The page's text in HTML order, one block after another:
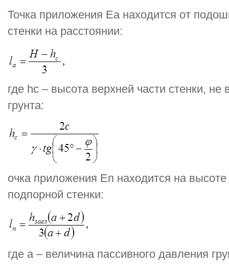
Точка приложения Еа находится от
стенки на расстоянии:
где hc – высота верхней части стенки,
грунта:
очка приложения Еп находится на
подпорной стенки:
где а – величина пассивного давления